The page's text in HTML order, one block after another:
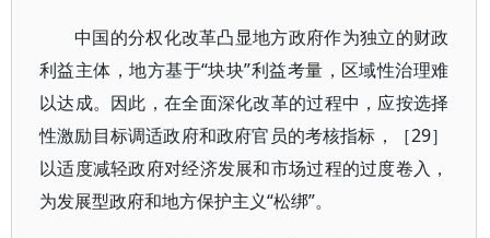
中国的分权化改革凸显地方政府作为独立的财政
利益主体，地方基于“块块”利益考量，区域性治理难
以达成。因此，在全面深化改革的过程中，应按选择
性激励目标调适政府和政府官员的考核指标，［29］
以适度减轻政府对经济发展和市场过程的过度卷入，
为发展型政府和地方保护主义“松绑”。